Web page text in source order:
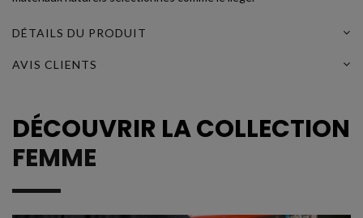
DÉTAILS DU PRODUIT
AVIS CLIENTS
DÉCOUVRIR LA COLLECTION
FEMME